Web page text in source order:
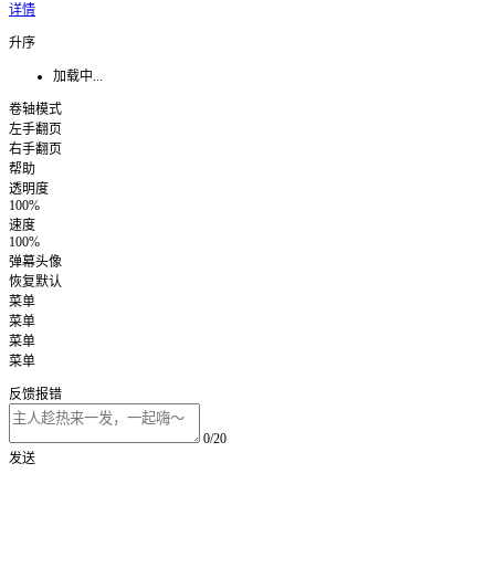
详情
升序
加载中...
卷轴模式
左手翻页
右手翻页
帮助
透明度
100%
速度
100%
弹幕头像
恢复默认
菜单
菜单
菜单
菜单
反馈报错
0/20
发送